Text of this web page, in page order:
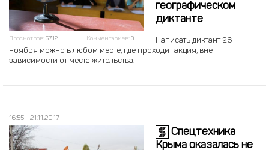
Просмотров: 6712 Комментариев: 0
географическом
диктанте
Написать диктант 26
ноября можно в любом месте, где проходит акция, вне
зависимости от места жительства.
16:55 21.11.2017
Спецтехника
Крыма оказалась не